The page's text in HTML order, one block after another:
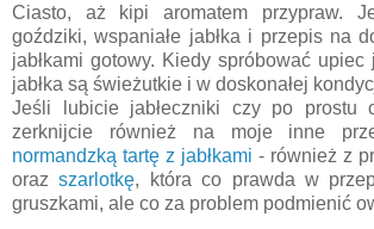
Ciasto, aż kipi aromatem przypraw.
goździki, wspaniałe jabłka i przepis na
jabłkami gotowy. Kiedy spróbować
jabłka są świeżutkie i w doskonałej
Jeśli lubicie jabłeczniki czy po prostu
zerknijcie również na moje inne
normandzką tartę z jabłkami - również z
orazszarlotkę, która co prawda w
gruszkami, ale co za problem podmienić